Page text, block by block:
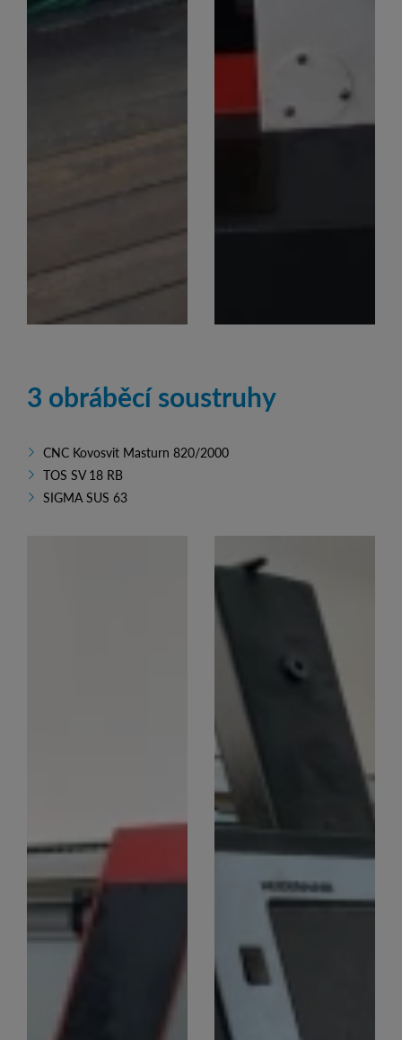
3 obráběcí soustruhy
CNC Kovosvit Masturn 820/2000
TOS SV 18 RB
SIGMA SUS 63